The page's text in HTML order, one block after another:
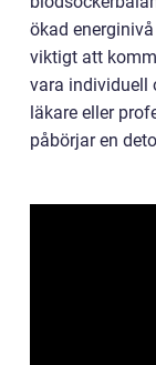
ökad
viktigt att
vara individuell
läkare eller
påbörjar en